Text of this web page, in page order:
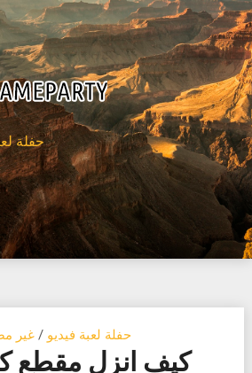
Skip
to
content
حفلة
حفلة لعبة فيديو / غير
كيف انزل مقطع